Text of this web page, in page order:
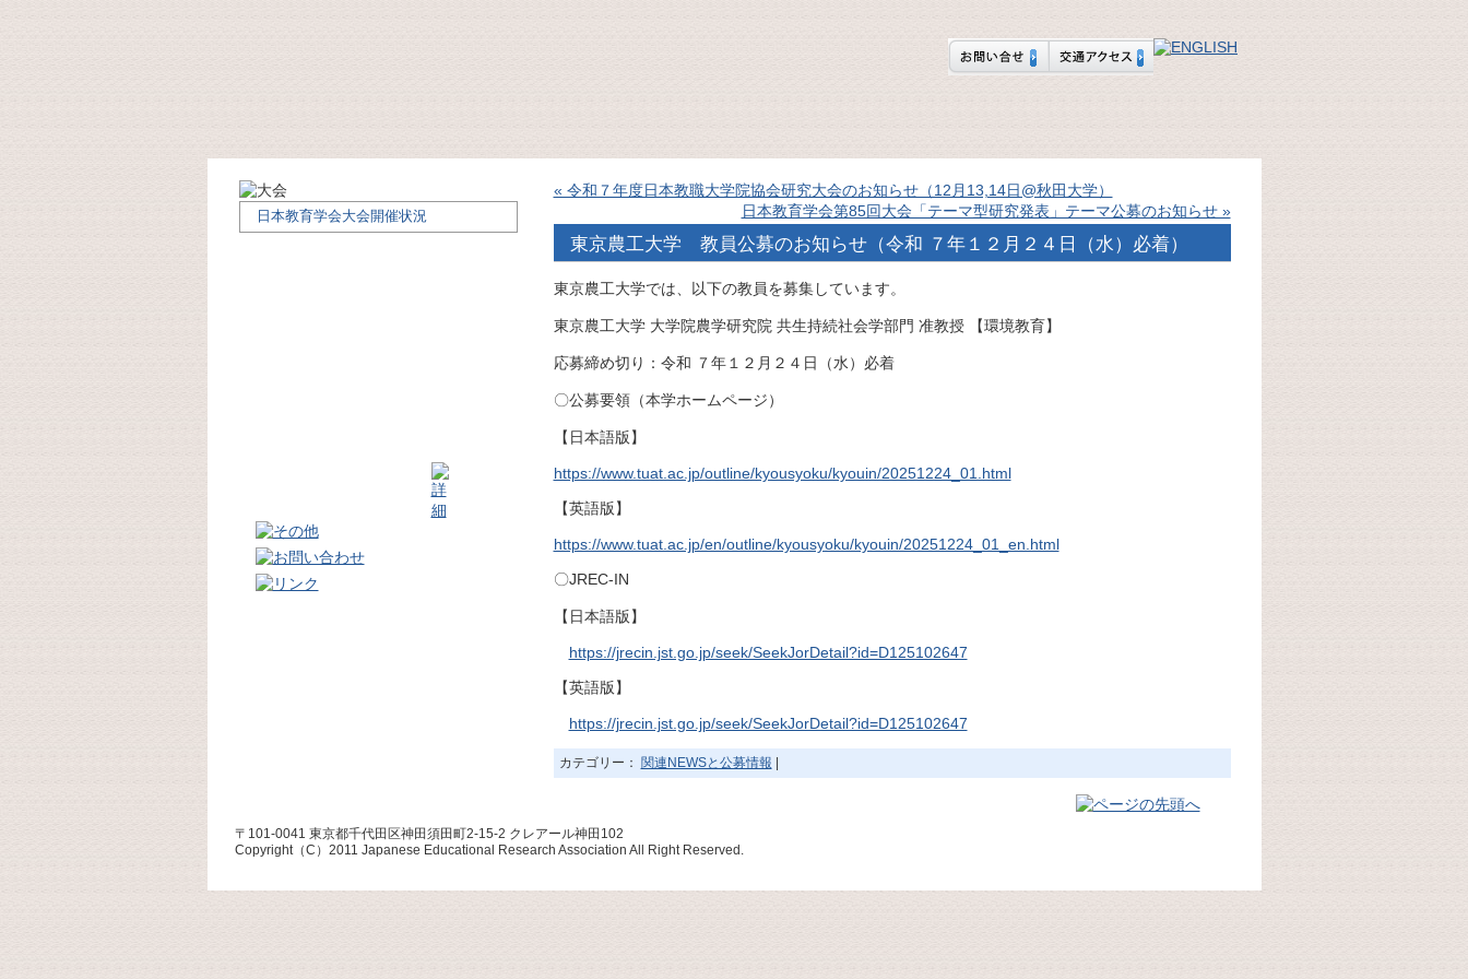
日本教育学会大会開催状況
« 令和７年度日本教職大学院協会研究大会のお知らせ（12月13,14日@秋田大学）
日本教育学会第85回大会「テーマ型研究発表」テーマ公募のお知らせ »
東京農工大学 教員公募のお知らせ（令和 ７年１２月２４日（水）必着）
東京農工大学では、以下の教員を募集しています。
東京農工大学 大学院農学研究院 共生持続社会学部門 准教授 【環境教育】
応募締め切り：令和 ７年１２月２４日（水）必着
〇公募要領（本学ホームページ）
【日本語版】
https://www.tuat.ac.jp/outline/kyousyoku/kyouin/20251224_01.html
【英語版】
https://www.tuat.ac.jp/en/outline/kyousyoku/kyouin/20251224_01_en.html
〇JREC-IN
【日本語版】
https://jrecin.jst.go.jp/seek/SeekJorDetail?id=D125102647
【英語版】
https://jrecin.jst.go.jp/seek/SeekJorDetail?id=D125102647
カテゴリー： 関連NEWSと公募情報
〒101-0041 東京都千代田区神田須田町2-15-2 クレアール神田102
Copyright（C）2011 Japanese Educational Research Association All Right Reserved.